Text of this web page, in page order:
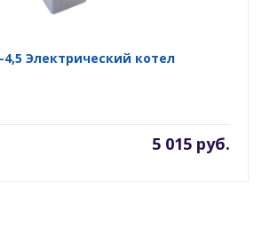
4,5 Электрический котел
5 015 руб.